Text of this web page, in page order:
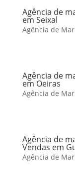
Agência de
em Seixal
Agência de
Agência de
em Oeiras
Agência de
Agência de
Vendas em
Agência de